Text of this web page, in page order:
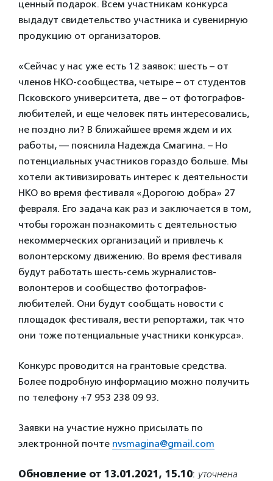
ценный подарок. Всем участникам конкурса
выдадут свидетельство участника и сувенирную
продукцию от организаторов.
«Сейчас у нас уже есть 12 заявок: шесть – от
членов НКО-сообщества, четыре – от студентов
Псковского университета, две – от фотографов-
любителей, и еще человек пять интересовались,
не поздно ли? В ближайшее время ждем и их
работы, — пояснила Надежда Смагина. – Но
потенциальных участников гораздо больше. Мы
хотели активизировать интерес к деятельности
НКО во время фестиваля «Дорогою добра» 27
февраля. Его задача как раз и заключается в том,
чтобы горожан познакомить с деятельностью
некоммерческих организаций и привлечь к
волонтерскому движению. Во время фестиваля
будут работать шесть-семь журналистов-
волонтеров и сообщество фотографов-
любителей. Они будут сообщать новости с
площадок фестиваля, вести репортажи, так что
они тоже потенциальные участники конкурса».
Конкурс проводится на грантовые средства.
Более подробную информацию можно получить
по телефону +7 953 238 09 93.
Заявки на участие нужно присылать по
электронной почте nvsmagina@gmail.com
Обновление от 13.01.2021, 15.10: уточнена